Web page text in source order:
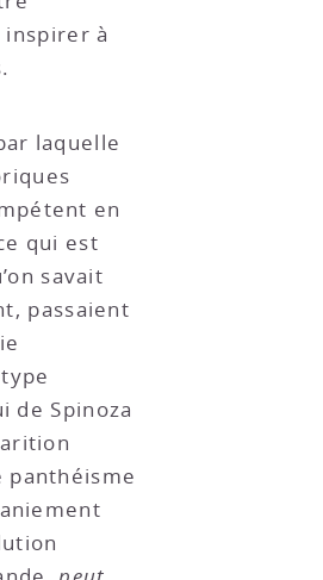
inspirer à
laquelle
en
qui est
savait
passaient
de Spinoza
panthéisme